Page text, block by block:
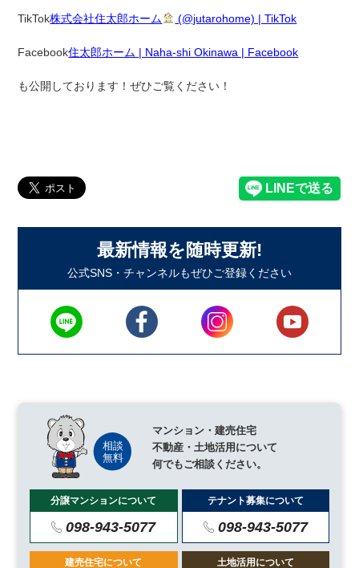
TikTok株式会社住太郎ホーム (@jutarohome) | TikTok
Facebook住太郎ホーム | Naha-shi Okinawa | Facebook
も公開しております！ぜひご覧ください！
最新情報を随時更新!
公式SNS・チャンネルもぜひご登録ください
マンション・建売住宅
不動産・土地活用について
何でもご相談ください。
分譲マンションについて
098-943-5077
テナント募集について
098-943-5077
建売住宅について 土地活用について